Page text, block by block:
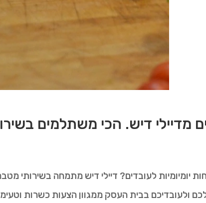
מדיילי דיש. הכי משתלמים
יומיומיות לעובדים? דיילי דיש מתמחה בשירותי
בבית העסק ממגוון הצעות כשרות